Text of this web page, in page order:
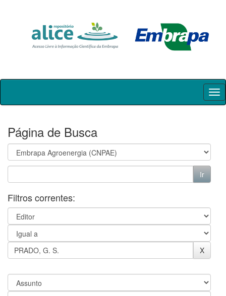
Skip
Página de Busca
Filtros correntes: